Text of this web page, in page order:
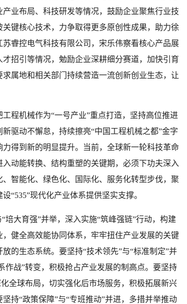
业布局、科技研发等情况，鼓励企业聚焦行业技
键核心技术，力争取得更多原创性成果，助力徐
睿控电气科技有限公司，宋乐伟察看核心产品展
招引等情况，勉励企业深耕细分赛道，加快引育
属地和相关部门持续营造一流创新创业生态，让
程机械作为“一号产业”重点打造，坚持高位推进
驱动不懈怠，持续擦亮“中国工程机械之都”金字
得到新的明显提升。当前，全球新一轮科技革命
动能转换、结构重塑的关键期，必须下功夫深入
智能化、绿色化、国际化、服务化转型步伐，聚
“535”现代化产业体系提供坚实支撑。
培大育强”并举，深入实施“筑峰强链”行动，构建
健全高效能协同体系，牢牢扭住产业发展的关键
的生态系统。要坚持“技术领先”与“标准制定”并
作战”转变，积极抢占产业发展的制高点。要坚持
全球布局，切实强化后市场服务，积极拓展新兴
持“政策保障”与“专班推动”并进，多措并举推动